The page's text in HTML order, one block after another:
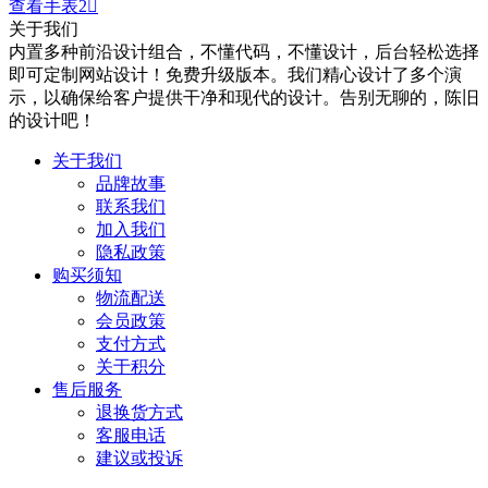
查看手表2
关于我们
内置多种前沿设计组合，不懂代码，不懂设计，后台轻松选择
即可定制网站设计！免费升级版本。我们精心设计了多个演
示，以确保给客户提供干净和现代的设计。告别无聊的，陈旧
的设计吧！
关于我们
品牌故事
联系我们
加入我们
隐私政策
购买须知
物流配送
会员政策
支付方式
关于积分
售后服务
退换货方式
客服电话
建议或投诉